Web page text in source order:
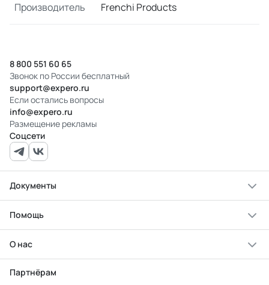
Производитель Frenchi Products
8 800 551 60 65
Звонок по России бесплатный
support@expero.ru
Если остались вопросы
info@expero.ru
Размещение рекламы
Соцсети
Документы
Помощь
О нас
Партнёрам